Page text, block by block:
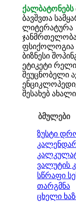
ქალბატონებს
ბავშვთა
ლიტერატურა
ფსიქოლოგია
ბიზნესი
ეტიკეტი
შეუცნობელი
შესახებ ახალი
ბმულები
ზუსტი
ვალუტის
სწრაფი
თარგმნა
ცხელი